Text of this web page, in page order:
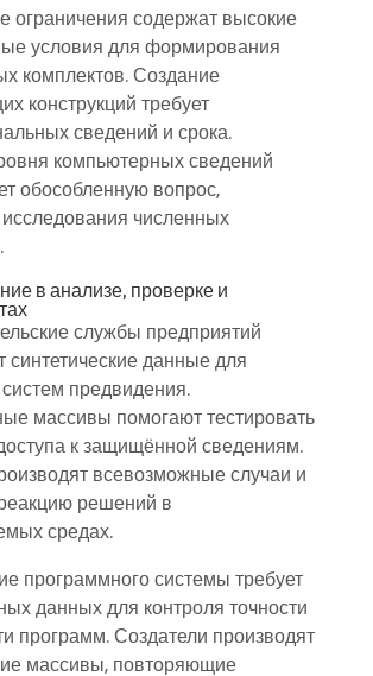
ограничения содержат высокие
условия для формирования
комплектов. Создание
конструкций требует
сведений и срока.
компьютерных сведений
обособленную вопрос,
численных
в анализе, проверке и
службы предприятий
синтетические данные для
предвидения.
массивы помогают тестировать
к защищённой сведениям.
всевозможные случаи и
решений в
средах.
программного системы требует
данных для контроля точности
программ. Создатели производят
массивы, повторяющие